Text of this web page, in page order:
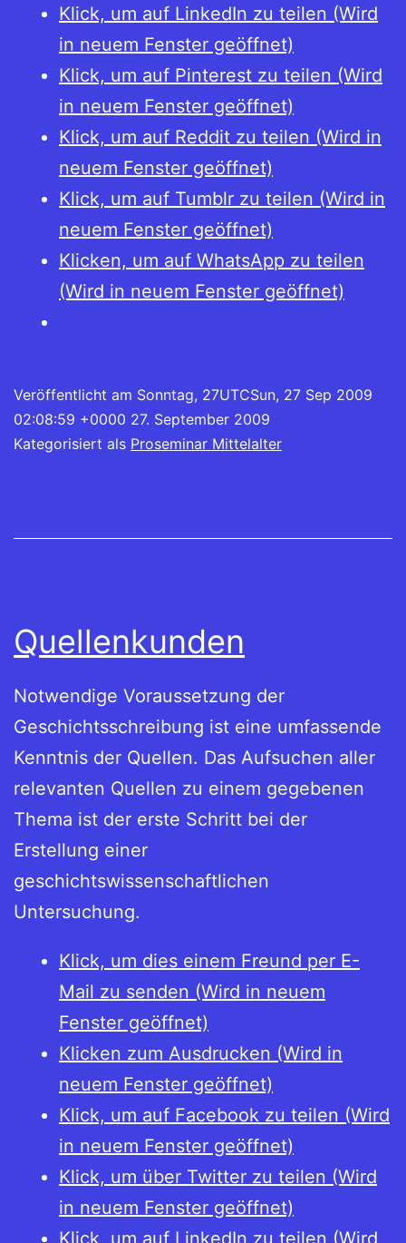
Klick, um auf LinkedIn zu teilen (Wird
in neuem Fenster geöffnet)
Klick, um auf Pinterest zu teilen (Wird
in neuem Fenster geöffnet)
Klick, um auf Reddit zu teilen (Wird in
neuem Fenster geöffnet)
Klick, um auf Tumblr zu teilen (Wird in
neuem Fenster geöffnet)
Klicken, um auf WhatsApp zu teilen
(Wird in neuem Fenster geöffnet)
Veröffentlicht am Sonntag, 27UTCSun, 27 Sep 2009
02:08:59 +0000 27. September 2009
Kategorisiert als Proseminar Mittelalter
Quellenkunden
Notwendige Voraussetzung der
Geschichtsschreibung ist eine umfassende
Kenntnis der Quellen. Das Aufsuchen aller
relevanten Quellen zu einem gegebenen
Thema ist der erste Schritt bei der
Erstellung einer
geschichtswissenschaftlichen
Untersuchung.
Klick, um dies einem Freund per E-
Mail zu senden (Wird in neuem
Fenster geöffnet)
Klicken zum Ausdrucken (Wird in
neuem Fenster geöffnet)
Klick, um auf Facebook zu teilen (Wird
in neuem Fenster geöffnet)
Klick, um über Twitter zu teilen (Wird
in neuem Fenster geöffnet)
Klick, um auf LinkedIn zu teilen (Wird